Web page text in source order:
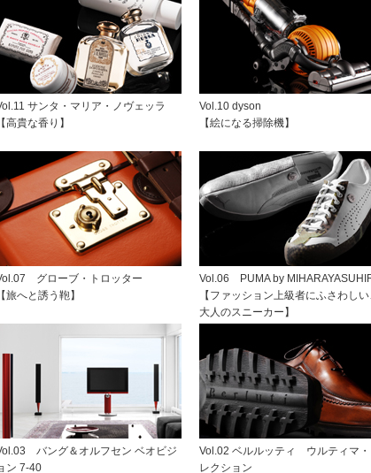
サンタ・マリア・ノヴェッラ
【高貴な香り】
Vol.10 dyson
【絵になる掃除機】
グローブ・トロッター
【旅へと誘う鞄】
Vol.06 PUMA by
【ファッション上級者にふさわしい
大人のスニーカー】
バング＆オルフセン ベオビジ
ン 7-40
Vol.02 ベルルッティ ウルティマ・
レクション